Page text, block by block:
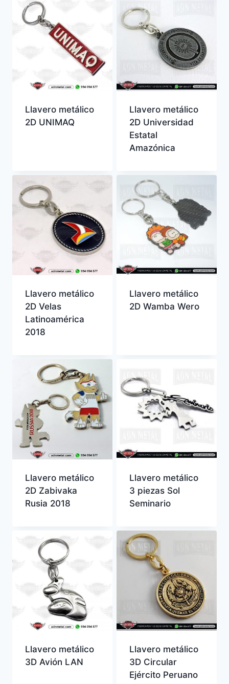
Llavero metálico
2D UNIMAQ
Llavero metálico
2D Universidad
Estatal
Amazónica
Llavero metálico
2D Velas
Latinoamérica
2018
Llavero metálico
2D Wamba Wero
Llavero metálico
2D Zabivaka
Rusia 2018
Llavero metálico
3 piezas Sol
Seminario
Llavero metálico
3D Avión LAN
Llavero metálico
3D Circular
Ejército Peruano